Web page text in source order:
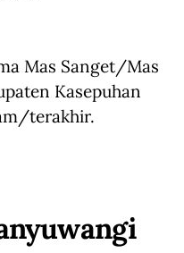
Mas Sanget/Mas
Kasepuhan
terakhir.